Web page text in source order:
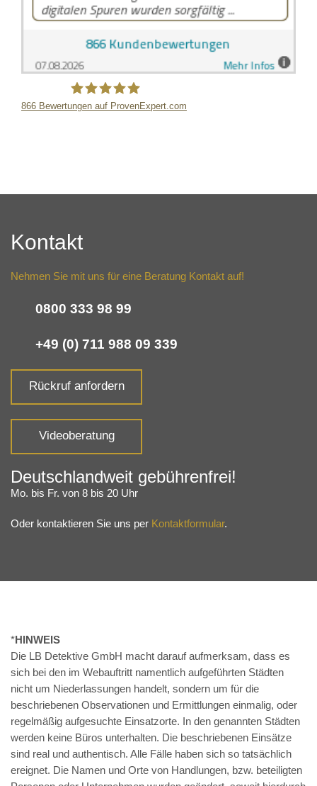
866 Bewertungen auf ProvenExpert.com
Kontakt
Nehmen Sie mit uns für eine Beratung Kontakt auf!
0800 333 98 99
+49 (0) 711 988 09 339
Rückruf anfordern
Videoberatung
Deutschlandweit gebührenfrei!
Mo. bis Fr. von 8 bis 20 Uhr
Oder kontaktieren Sie uns per Kontaktformular.
*HINWEIS
Die LB Detektive GmbH macht darauf aufmerksam, dass es
sich bei den im Webauftritt namentlich aufgeführten Städten
nicht um Niederlassungen handelt, sondern um für die
beschriebenen Observationen und Ermittlungen einmalig, oder
regelmäßig aufgesuchte Einsatzorte. In den genannten Städten
werden keine Büros unterhalten. Die beschriebenen Einsätze
sind real und authentisch. Alle Fälle haben sich so tatsächlich
ereignet. Die Namen und Orte von Handlungen, bzw. beteiligten